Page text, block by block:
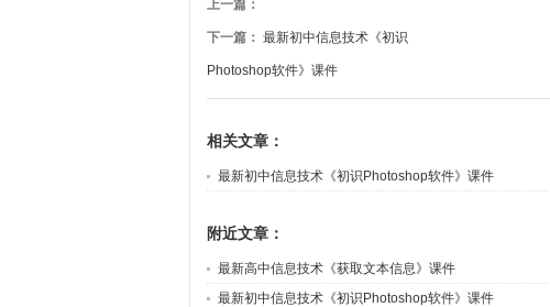
上一篇：
下一篇： 最新初中信息技术《初识
Photoshop软件》课件
相关文章：
最新初中信息技术《初识Photoshop软件》课件
附近文章：
最新高中信息技术《获取文本信息》课件
最新初中信息技术《初识Photoshop软件》课件